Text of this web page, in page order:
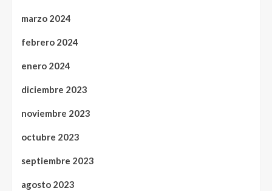
marzo 2024
febrero 2024
enero 2024
diciembre 2023
noviembre 2023
octubre 2023
septiembre 2023
agosto 2023